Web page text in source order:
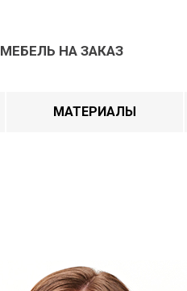
МЕБЕЛЬ НА ЗАКАЗ
МАТЕРИАЛЫ